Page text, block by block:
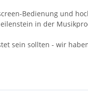
Bedienung und
in der
sein sollten - wir